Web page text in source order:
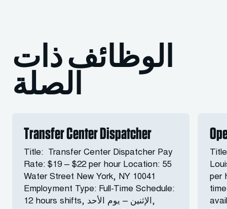
الوظائف ذات
الصلة
Transfer Center Dispatcher
Title: Transfer Center Dispatcher Pay
Rate: $19 – $22 per hour Location: 55
Water Street New York, NY 10041
Employment Type: Full-Time Schedule:
12 hours shifts, الإثنين – يوم الأحد,
per